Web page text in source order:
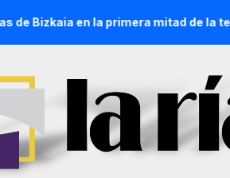
Bizkaia en la primera mitad de la